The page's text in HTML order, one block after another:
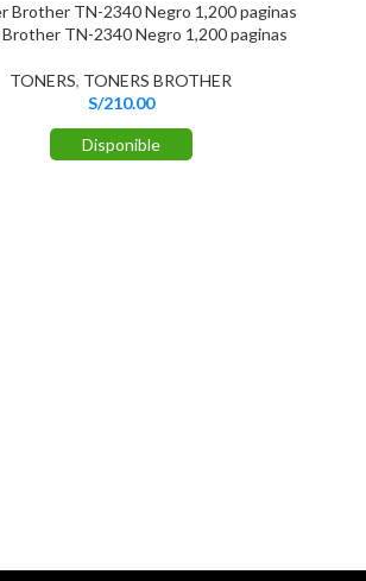
TN-2340 Negro 1,200 paginas
TONERS, TONERS BROTHER
S/210.00
Disponible